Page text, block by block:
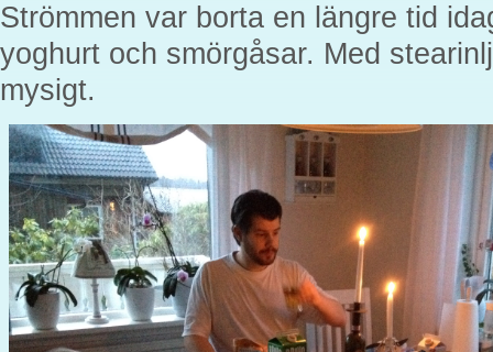
Strömmen var borta en längre tid
yoghurt och smörgåsar. Med
mysigt.